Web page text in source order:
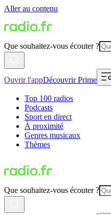
Aller au contenu
Que souhaitez-vous écouter ?
Ouvrir l'appDécouvrir Prime
Top 100 radios
Podcasts
Sport en direct
À proximité
Genres musicaux
Thèmes
Que souhaitez-vous écouter ?